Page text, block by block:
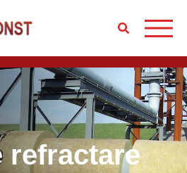
refractare